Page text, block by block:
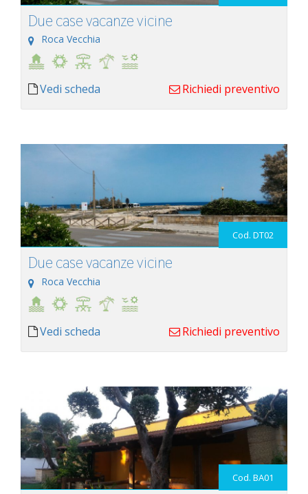
Due case vacanze vicine
Roca Vecchia
Vedi scheda Richiedi preventivo
Cod. DT02
Due case vacanze vicine
Roca Vecchia
Vedi scheda Richiedi preventivo
Cod. BA01